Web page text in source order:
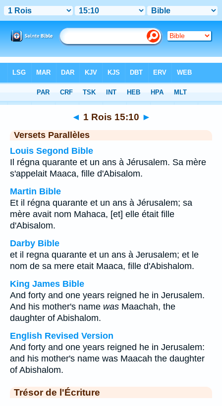
Chapitre 15> Verset 10
◄ 1 Rois 15:10 ►
Versets Parallèles
Louis Segond Bible
Il régna quarante et un ans à Jérusalem. Sa mère
s'appelait Maaca, fille d'Abisalom.
Martin Bible
Et il régna quarante et un ans à Jérusalem; sa
mère avait nom Mahaca, [et] elle était fille
d'Abisalom.
Darby Bible
et il regna quarante et un ans à Jerusalem; et le
nom de sa mere etait Maaca, fille d'Abishalom.
King James Bible
And forty and one years reigned he in Jerusalem.
And his mother's name was Maachah, the
daughter of Abishalom.
English Revised Version
And forty and one years reigned he in Jerusalem:
and his mother's name was Maacah the daughter
of Abishalom.
Trésor de l'Écriture